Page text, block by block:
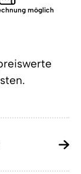
möglich